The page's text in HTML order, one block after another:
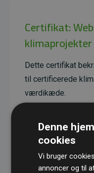
Certifikat:
klimaprojekter
Dette certifikat
til certificerede
værdikæde.
reducerende
dobbelt så meget
Alle projekter er
Denne
cookies
Vi bruger
annoncer og til